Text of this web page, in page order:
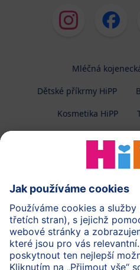
Mléčná
Dětské příkrmy HiPP
Kosmetika HiPP
Ochrana
Zpracování osobních
Zpracování osobních
Cookies a pravidla
Pravidla soutěže